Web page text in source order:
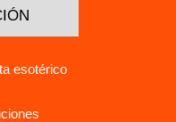
esotérico